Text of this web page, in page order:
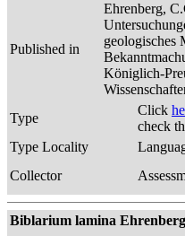
Published in
Ehrenberg,
geologisches
Königlich-
Type
Click
check
Type Locality
Collector
Biblarium lamina